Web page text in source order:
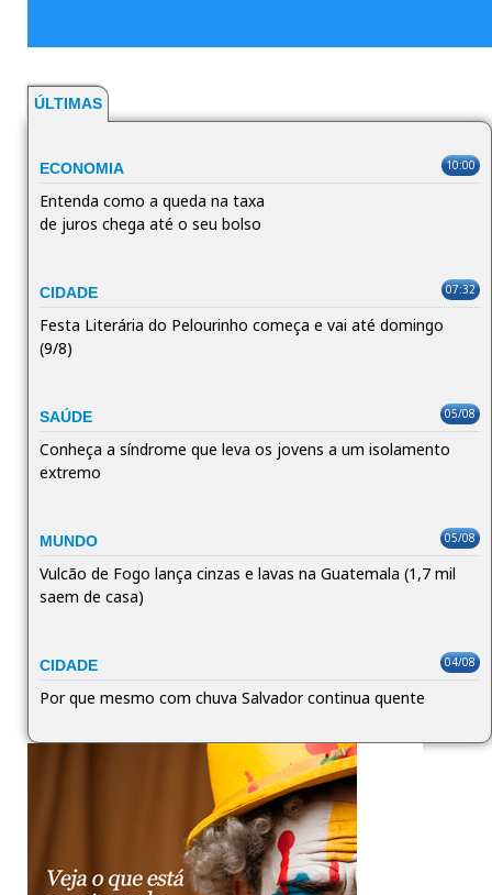
ÚLTIMAS
ECONOMIA 10:00
Entenda como a queda na taxa
de juros chega até o seu bolso
CIDADE 07:32
Festa Literária do Pelourinho começa e vai até domingo
(9/8)
SAÚDE 05/08
Conheça a síndrome que leva os jovens a um isolamento
extremo
MUNDO 05/08
Vulcão de Fogo lança cinzas e lavas na Guatemala (1,7 mil
saem de casa)
CIDADE 04/08
Por que mesmo com chuva Salvador continua quente